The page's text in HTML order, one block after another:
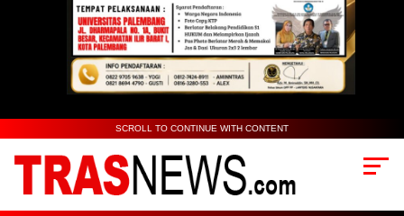
SCROLL TO CONTINUE WITH CONTENT